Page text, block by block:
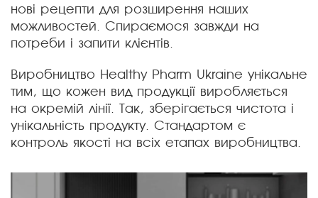
нові рецепти для розширення наших
можливостей. Спираємося завжди на
потреби і запити клієнтів.
Виробництво Healthy Pharm Ukraine унікальне
тим, що кожен вид продукції виробляється
на окремій лінії. Так, зберігається чистота і
унікальність продукту. Стандартом є
контроль якості на всіх етапах виробництва.